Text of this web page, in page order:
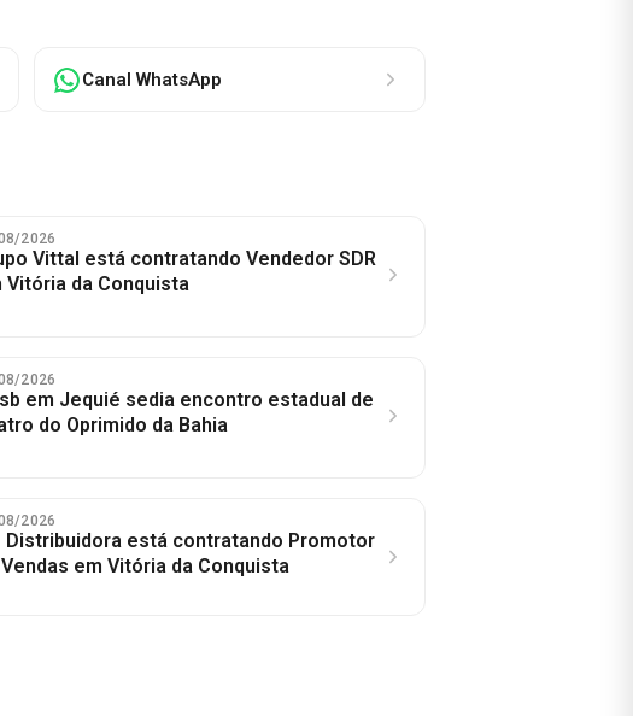
Canal WhatsApp
2026
Vittal está contratando Vendedor SDR
Vitória da Conquista
2026
em Jequié sedia encontro estadual de
do Oprimido da Bahia
2026
Distribuidora está contratando Promotor
em Vitória da Conquista